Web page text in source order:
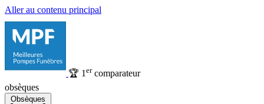
Aller au contenu principal
🏆 1 ercomparateur
obsèques
Obsèques